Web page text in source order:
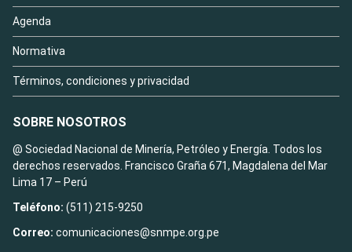
Agenda
Normativa
Términos, condiciones y privacidad
SOBRE NOSOTROS
@ Sociedad Nacional de Minería, Petróleo y Energía. Todos los
derechos reservados. Francisco Graña 671, Magdalena del Mar
Lima 17 – Perú
Teléfono: (511) 215-9250
Correo: comunicaciones@snmpe.org.pe